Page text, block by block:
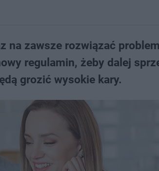
na zawsze rozwiązać
regulamin, żeby dalej
grozić wysokie kary.